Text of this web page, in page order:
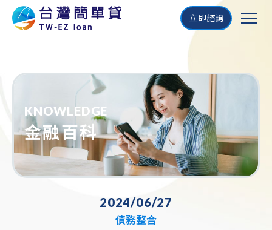
立即諮詢
KNOWLEDGE
金融百科
2024/06/27
債務整合